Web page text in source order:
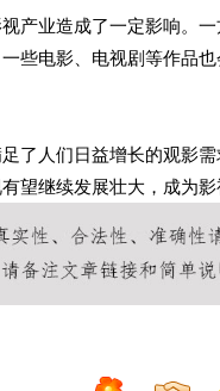
产业造成了一定影响。
些电影、电视剧等作品
了人们日益增长的观影
望继续发展壮大，成为影